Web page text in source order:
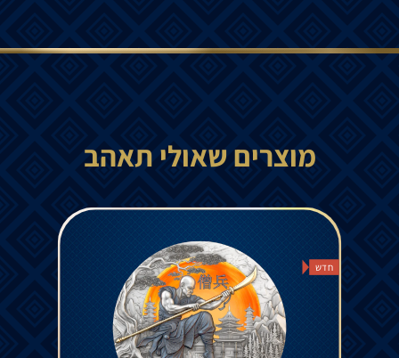
מוצרים שאולי תאהב
חדש